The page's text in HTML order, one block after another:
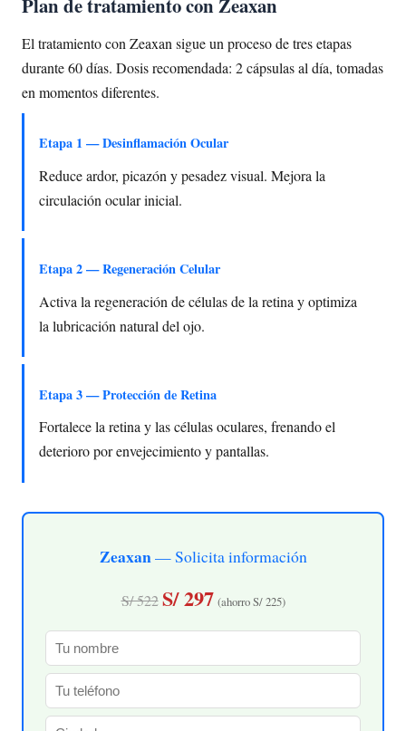
Plan de tratamiento con Zeaxan
El tratamiento con Zeaxan sigue un proceso de tres etapas
durante 60 días. Dosis recomendada: 2 cápsulas al día, tomadas
en momentos diferentes.
Etapa 1 — Desinflamación Ocular
Reduce ardor, picazón y pesadez visual. Mejora la
circulación ocular inicial.
Etapa 2 — Regeneración Celular
Activa la regeneración de células de la retina y optimiza
la lubricación natural del ojo.
Etapa 3 — Protección de Retina
Fortalece la retina y las células oculares, frenando el
deterioro por envejecimiento y pantallas.
Zeaxan— Solicita información
S/ 522 S/ 297 (ahorro S/ 225)